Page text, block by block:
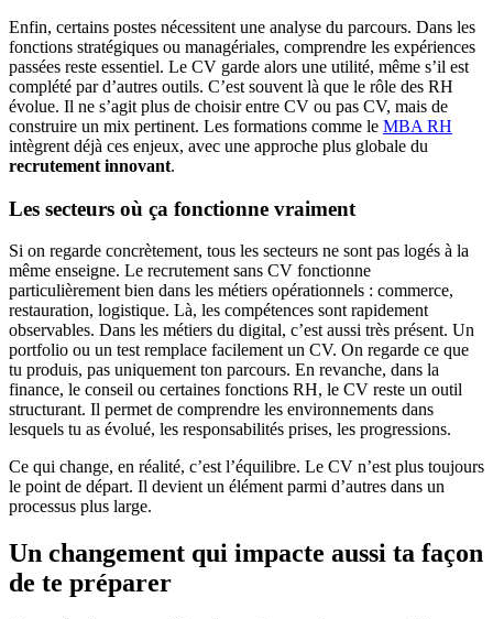
Enfin, certains postes nécessitent une analyse du parcours. Dans les
fonctions stratégiques ou managériales, comprendre les expériences
passées reste essentiel. Le CV garde alors une utilité, même s’il est
complété par d’autres outils. C’est souvent là que le rôle des RH
évolue. Il ne s’agit plus de choisir entre CV ou pas CV, mais de
construire un mix pertinent. Les formations comme le MBA RH
intègrent déjà ces enjeux, avec une approche plus globale du
recrutement innovant.
Les secteurs où ça fonctionne vraiment
Si on regarde concrètement, tous les secteurs ne sont pas logés à la
même enseigne. Le recrutement sans CV fonctionne
particulièrement bien dans les métiers opérationnels : commerce,
restauration, logistique. Là, les compétences sont rapidement
observables. Dans les métiers du digital, c’est aussi très présent. Un
portfolio ou un test remplace facilement un CV. On regarde ce que
tu produis, pas uniquement ton parcours. En revanche, dans la
finance, le conseil ou certaines fonctions RH, le CV reste un outil
structurant. Il permet de comprendre les environnements dans
lesquels tu as évolué, les responsabilités prises, les progressions.
Ce qui change, en réalité, c’est l’équilibre. Le CV n’est plus toujours
le point de départ. Il devient un élément parmi d’autres dans un
processus plus large.
Un changement qui impacte aussi ta façon
de te préparer